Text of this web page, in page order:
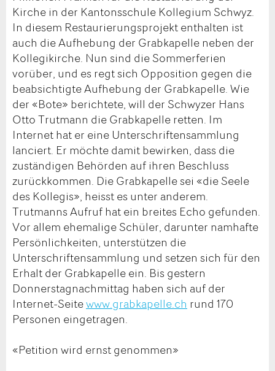
Kirche in der Kantonsschule Kollegium Schwyz.
In diesem Restaurierungsprojekt enthalten ist
auch die Aufhebung der Grabkapelle neben der
Kollegikirche. Nun sind die Sommerferien
vorüber, und es regt sich Opposition gegen die
beabsichtigte Aufhebung der Grabkapelle. Wie
der «Bote» berichtete, will der Schwyzer Hans
Otto Trutmann die Grabkapelle retten. Im
Internet hat er eine Unterschriftensammlung
lanciert. Er möchte damit bewirken, dass die
zuständigen Behörden auf ihren Beschluss
zurückkommen. Die Grabkapelle sei «die Seele
des Kollegis», heisst es unter anderem.
Trutmanns Aufruf hat ein breites Echo gefunden.
Vor allem ehemalige Schüler, darunter namhafte
Persönlichkeiten, unterstützen die
Unterschriftensammlung und setzen sich für den
Erhalt der Grabkapelle ein. Bis gestern
Donnerstagnachmittag haben sich auf der
Internet-Seitewww.grabkapelle.ch rund 170
Personen eingetragen.
«Petition wird ernst genommen»